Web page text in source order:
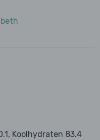
Koolhydraten 83.4